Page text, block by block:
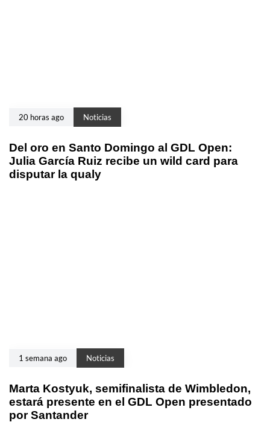
20 horas ago Noticias
Del oro en Santo Domingo al GDL Open:
Julia García Ruiz recibe un wild card para
disputar la qualy
1 semana ago Noticias
Marta Kostyuk, semifinalista de Wimbledon,
estará presente en el GDL Open presentado
por Santander